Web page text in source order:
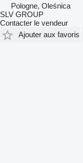
Pologne, Oleśnica
SLV GROUP
Contacter le vendeur
Ajouter aux favoris